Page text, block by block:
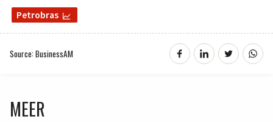
Petrobras
Source: BusinessAM
MEER